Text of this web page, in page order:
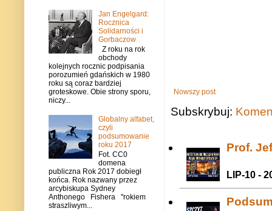
Nowszy post
Subskrybuj:
Prof.
LIP-10 -
Jan Engelgard:
Rocznica
Solidarności i
Gorbaczow
Z roku na rok
obchody
kolejnych rocznic podpisania
porozumień gdańskich w 1980
roku są coraz bardziej
groteskowe. Obie strony sporu,
niczy...
Globalny alfabet,
czyli
podsumowanie
roku 2017
Fot. CC0
domena
publiczna Rok 2017 dobiegł
końca. Rok nazwany przez
arcybiskupa Sydney
Anthonego Fishera "rokiem
straszliwym...